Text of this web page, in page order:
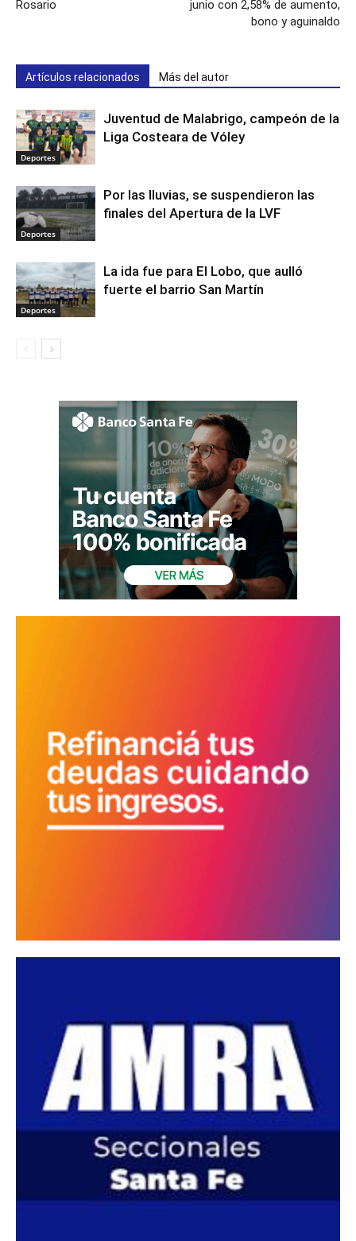
Rosario
junio con 2,58% de aumento,
bono y aguinaldo
Artículos relacionados Más del autor
Deportes
Juventud de Malabrigo, campeón de la
Liga Costeara de Vóley
Deportes
Por las lluvias, se suspendieron las
finales del Apertura de la LVF
Deportes
La ida fue para El Lobo, que aulló
fuerte el barrio San Martín